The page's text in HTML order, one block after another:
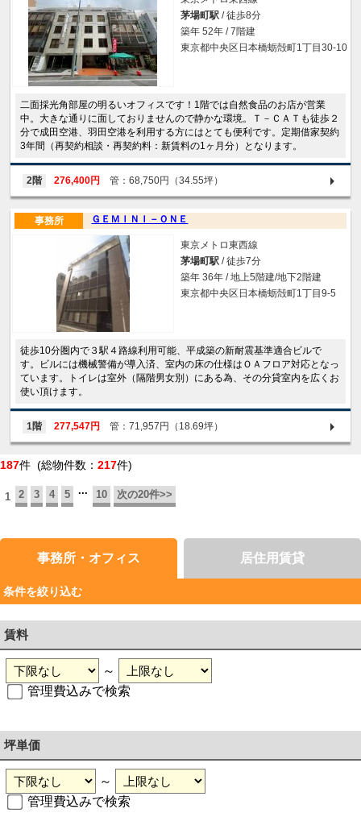
茅場町駅 / 徒歩8分
築年 52年 / 7階建
東京都中央区日本橋蛎殻町1丁目30-10
二面採光角部屋の明るいオフィスです！1階では自然食品のお店が営業
中。大きな通りに面しておりませんので静かな環境。Ｔ－ＣＡＴも徒歩２
分で成田空港、羽田空港を利用する方にはとても便利です。定期借家契約
3年間（再契約相談・再契約料：新賃料の1ヶ月分）となります。
2階 276,400円 管：68,750円（34.55坪）
ＧＥＭＩＮＩ－ＯＮＥ
事務所
東京メトロ東西線
茅場町駅 / 徒歩7分
築年 36年 / 地上5階建/地下2階建
東京都中央区日本橋蛎殻町1丁目9-5
徒歩10分圏内で３駅４路線利用可能、平成築の新耐震基準適合ビルで
す。ビルには機械警備が導入済、室内の床の仕様はＯＡフロア対応となっ
ています。トイレは室外（隔階男女別）にある為、その分貸室内を広くお
使い頂けます。
1階 277,547円 管：71,957円（18.69坪）
187件 (総物件数： 217件)
1 2 3 4 5 ... 10 次の20件>>
事務所・オフィス 居住用賃貸
条件を絞り込む
賃料
～
管理費込みで検索
坪単価
～
管理費込みで検索